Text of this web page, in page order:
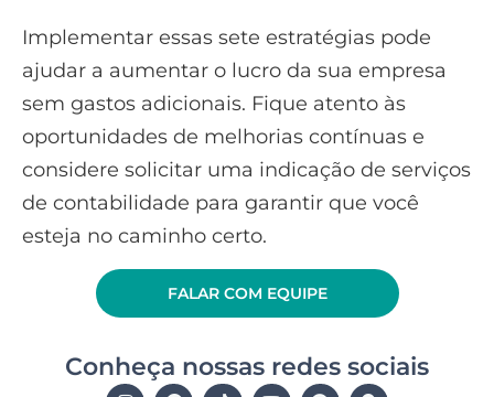
Implementar essas sete estratégias pode
ajudar a aumentar o lucro da sua empresa
sem gastos adicionais. Fique atento às
oportunidades de melhorias contínuas e
considere solicitar uma indicação de serviços
de contabilidade para garantir que você
esteja no caminho certo.
FALAR COM EQUIPE
Conheça nossas redes sociais